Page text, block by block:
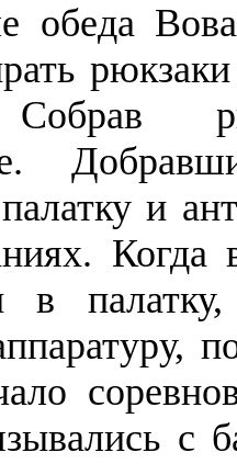
и
Когда
в
с